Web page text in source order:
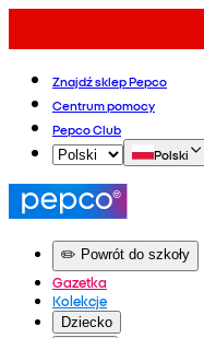
Znajdź sklep Pepco
Centrum pomocy
Pepco Club
Polski
✏️ Powrót do szkoły
Gazetka
Kolekcje
Dziecko